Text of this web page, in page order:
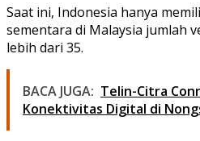
Saat ini, Indonesia hanya
sementara di Malaysia jumlah
lebih dari 35.
BACA JUGA: Telin-Citra
Konektivitas Digital di